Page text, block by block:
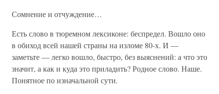
Сомнение и отчуждение…
Есть слово в тюремном лексиконе: беспредел. Вошло оно
в обиход всей нашей страны на изломе 80-х. И —
заметьте — легко вошло, быстро, без выяснений: а что это
значит, а как и куда это приладить? Родное слово. Наше.
Понятное по изначальной сути.